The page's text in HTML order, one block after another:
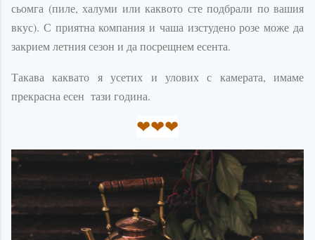
сьомга (пиле, халуми или каквото сте подбрали по вашия
вкус). С приятна компания и чаша изстудено розе може да
закрием летния сезон и да посрещнем есента.
Такава каквато я усетих и улових с камерата, имаме
прекрасна есен тази година.
❤❤❤